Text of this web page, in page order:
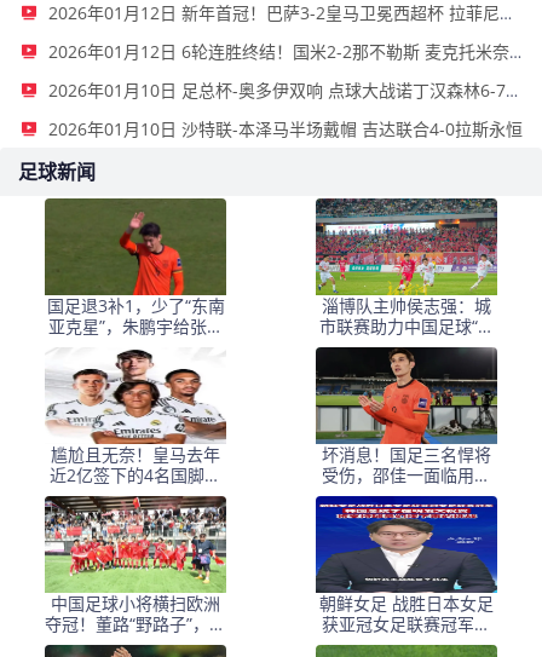
2026年01月12日 新年首冠！巴萨3-2皇马卫冕西超杯 拉菲尼亚双响维尼修斯一条龙
2026年01月12日 6轮连胜终结！国米2-2那不勒斯 麦克托米奈双响恰20点射孔蒂染红
2026年01月10日 足总杯-奥多伊双响 点球大战诺丁汉森林6-7雷克瑟姆
2026年01月10日 沙特联-本泽马半场戴帽 吉达联合4-0拉斯永恒
足球新闻
国足退3补1，少了“东南
亚克星”，朱鹏宇给张玉
宁当替补 防线不稳
淄博队主帅侯志强：城
市联赛助力中国足球“基
础建设”｜专访
尴尬且无奈！皇马去年
近2亿签下的4名国脚新
援，今夏均无缘世界杯
坏消息！国足三名悍将
受伤，邵佳一面临用人
荒，武磊也难出场
中国足球小将横扫欧洲
夺冠！董路“野路子”，撕
开了谁的遮羞布？
朝鲜女足 战胜日本女足
获亚冠女足联赛冠军李
在明 发文祝贺